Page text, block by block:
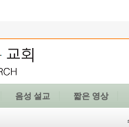
음성 설교 짧은 영상